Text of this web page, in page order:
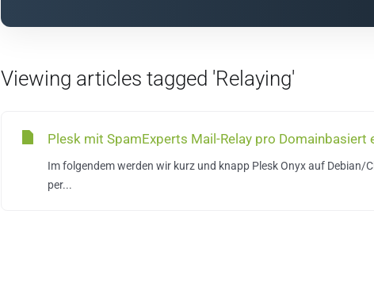
Viewing articles tagged 'Relaying'
Plesk mit SpamExperts Mail-Relay pro Domainbasiert
Im folgendem werden wir kurz und knapp Plesk Onyx auf Debian/
per...